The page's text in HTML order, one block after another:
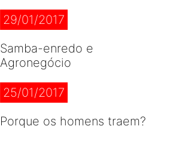
29/01/2017
Samba-enredo e
Agronegócio
25/01/2017
Porque os homens traem?